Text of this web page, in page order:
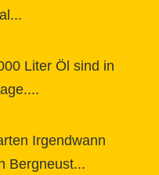
Liter Öl sind in
Irgendwann
Bergneust...